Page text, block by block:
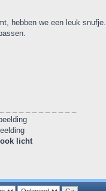
hebben we een leuk snufje.
licht